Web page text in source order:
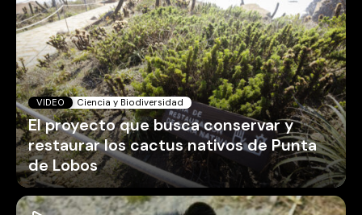
VIDEO Ciencia y Biodiversidad
El proyecto que busca conservar y
restaurar los cactus nativos de Punta
de Lobos